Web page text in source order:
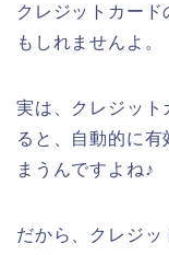
クレジットカー
もしれませんよ。
実は、クレジット
ると、自動的に
まうんですよね♪
だから、クレジ